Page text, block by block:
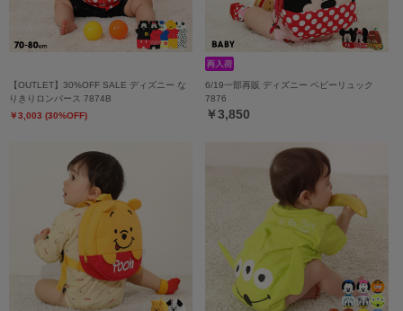
【OUTLET】30%OFF SALE ディズニー な
りきりロンパース 7874B
￥3,003 (30%OFF)
6/19一部再販 ディズニー ベビーリュック
7876
￥3,850